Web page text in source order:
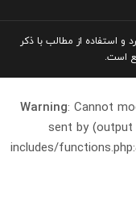
استفاده از مطالب با ذکر
است.
Warning: Cannot
sent by
includes/